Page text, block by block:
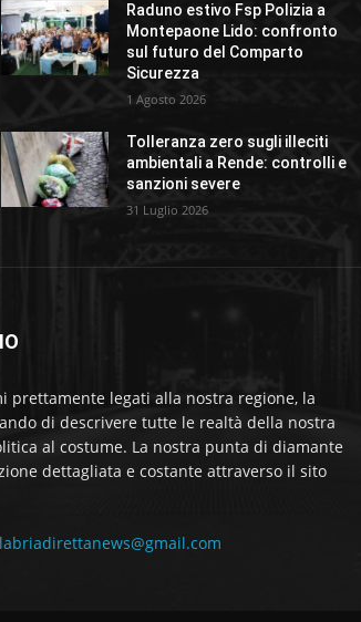
Raduno estivo Fsp Polizia a
Montepaone Lido: confronto
sul futuro del Comparto
Sicurezza
1 Agosto 2026
Tolleranza zero sugli illeciti
ambientali a Rende: controlli e
sanzioni severe
31 Luglio 2026
prettamente legati alla nostra regione, la
di descrivere tutte le realtà della nostra
al costume. La nostra punta di diamante
dettagliata e costante attraverso il sito